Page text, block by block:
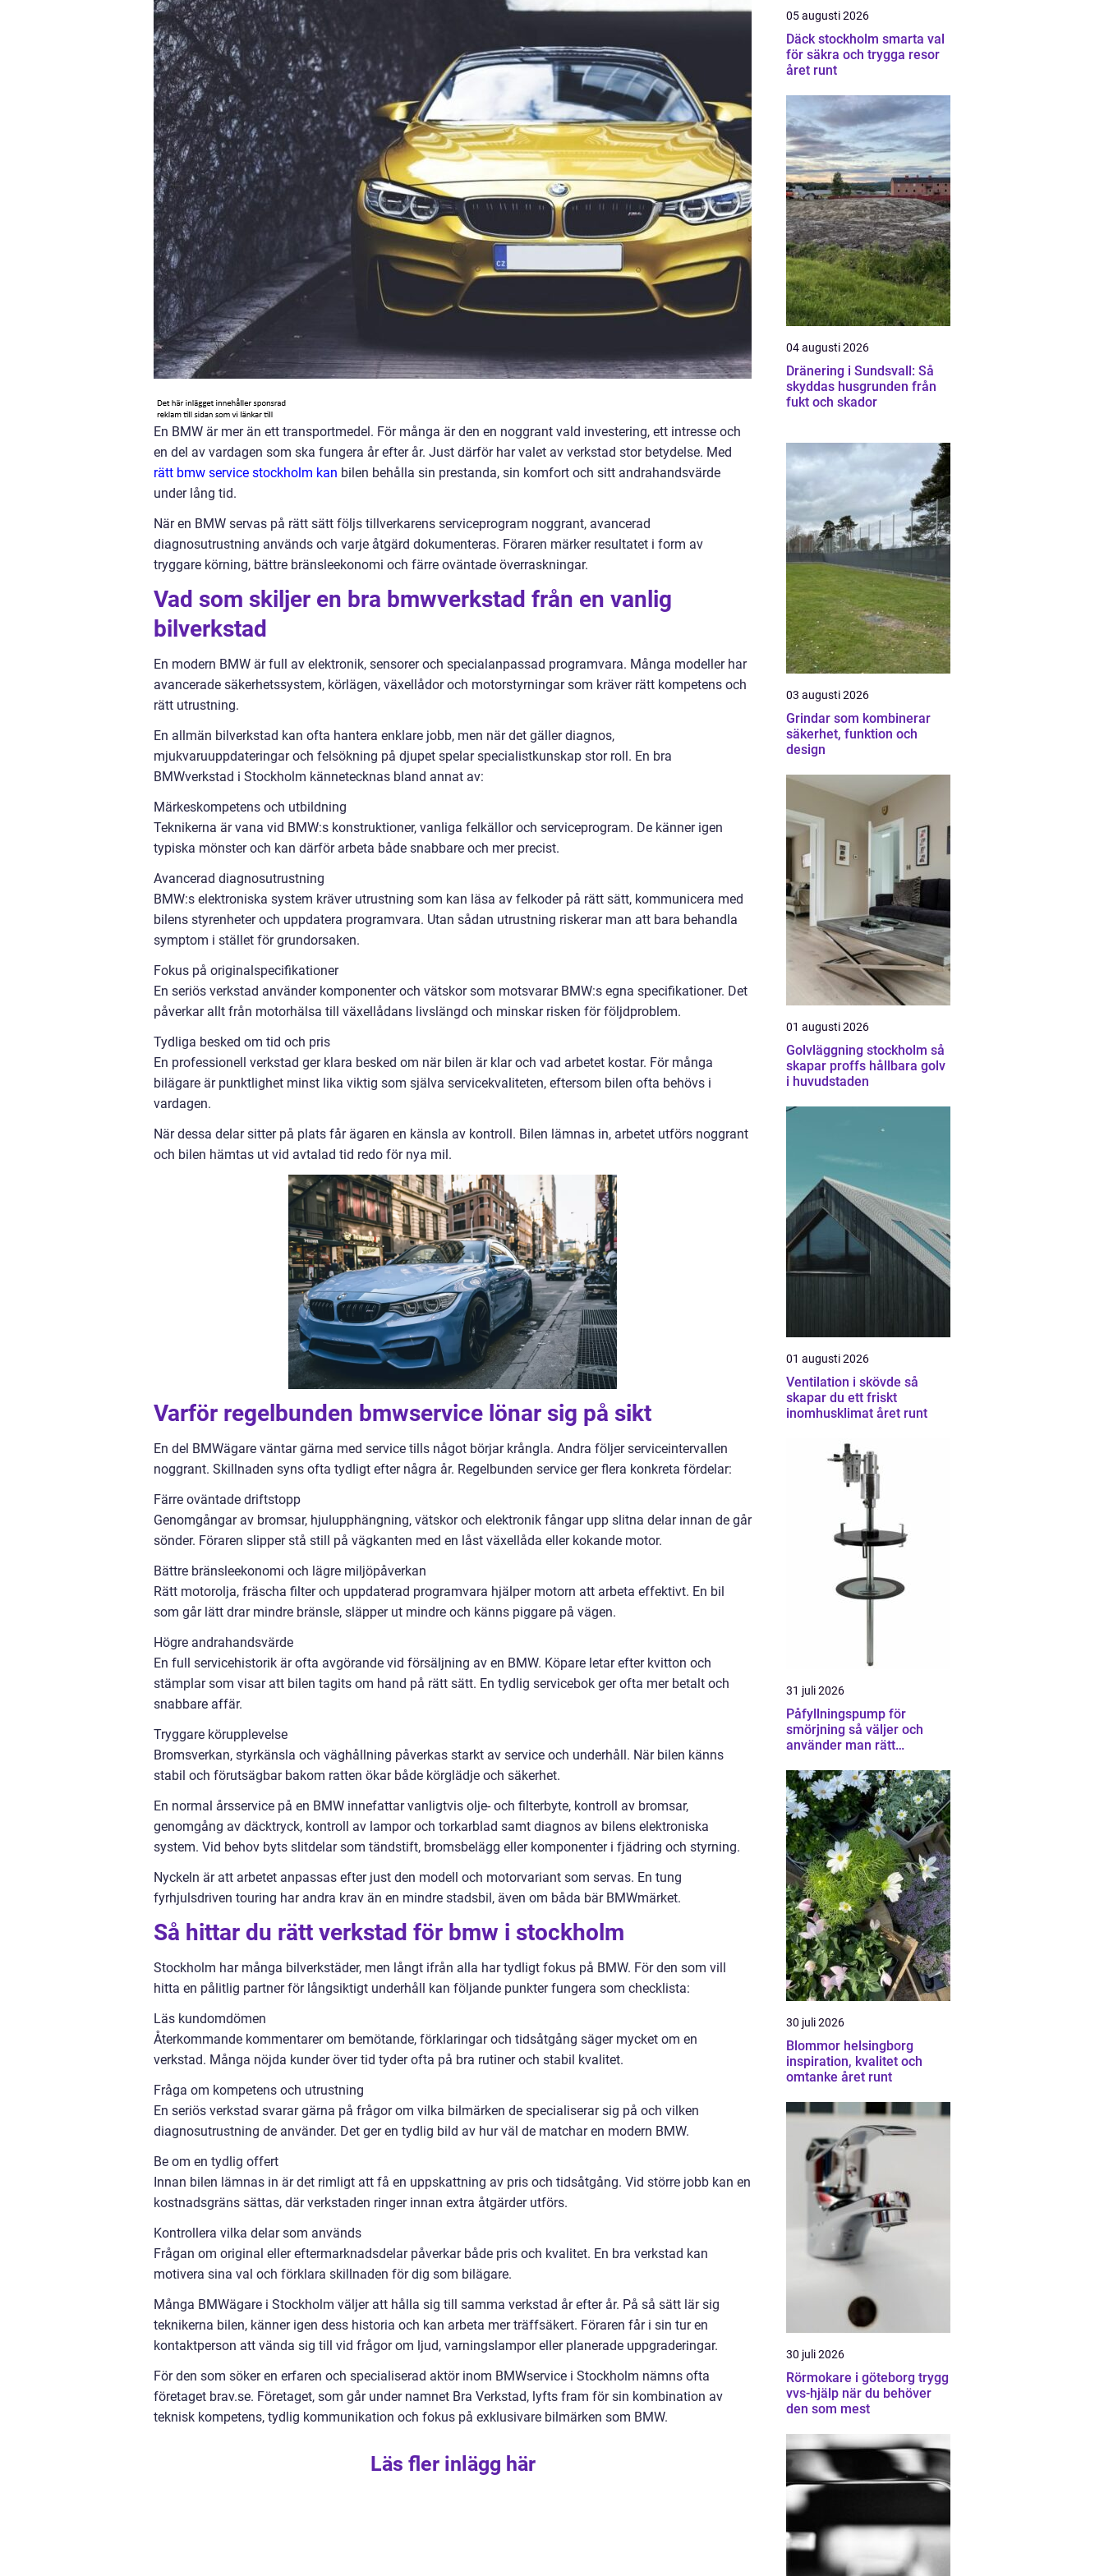
En BMW är mer än ett transportmedel. För många är den en noggrant vald investering, ett intresse och
en del av vardagen som ska fungera år efter år. Just därför har valet av verkstad stor betydelse. Med
rätt bmw service stockholm kan bilen behålla sin prestanda, sin komfort och sitt andrahandsvärde
under lång tid.
När en BMW servas på rätt sätt följs tillverkarens serviceprogram noggrant, avancerad
diagnosutrustning används och varje åtgärd dokumenteras. Föraren märker resultatet i form av
tryggare körning, bättre bränsleekonomi och färre oväntade överraskningar.
Vad som skiljer en bra bmwverkstad från en vanlig
bilverkstad
En modern BMW är full av elektronik, sensorer och specialanpassad programvara. Många modeller har
avancerade säkerhetssystem, körlägen, växellådor och motorstyrningar som kräver rätt kompetens och
rätt utrustning.
En allmän bilverkstad kan ofta hantera enklare jobb, men när det gäller diagnos,
mjukvaruuppdateringar och felsökning på djupet spelar specialistkunskap stor roll. En bra
BMWverkstad i Stockholm kännetecknas bland annat av:
Märkeskompetens och utbildning
Teknikerna är vana vid BMW:s konstruktioner, vanliga felkällor och serviceprogram. De känner igen
typiska mönster och kan därför arbeta både snabbare och mer precist.
Avancerad diagnosutrustning
BMW:s elektroniska system kräver utrustning som kan läsa av felkoder på rätt sätt, kommunicera med
bilens styrenheter och uppdatera programvara. Utan sådan utrustning riskerar man att bara behandla
symptom i stället för grundorsaken.
Fokus på originalspecifikationer
En seriös verkstad använder komponenter och vätskor som motsvarar BMW:s egna specifikationer. Det
påverkar allt från motorhälsa till växellådans livslängd och minskar risken för följdproblem.
Tydliga besked om tid och pris
En professionell verkstad ger klara besked om när bilen är klar och vad arbetet kostar. För många
bilägare är punktlighet minst lika viktig som själva servicekvaliteten, eftersom bilen ofta behövs i
vardagen.
När dessa delar sitter på plats får ägaren en känsla av kontroll. Bilen lämnas in, arbetet utförs noggrant
och bilen hämtas ut vid avtalad tid redo för nya mil.
Varför regelbunden bmwservice lönar sig på sikt
En del BMWägare väntar gärna med service tills något börjar krångla. Andra följer serviceintervallen
noggrant. Skillnaden syns ofta tydligt efter några år. Regelbunden service ger flera konkreta fördelar:
Färre oväntade driftstopp
Genomgångar av bromsar, hjulupphängning, vätskor och elektronik fångar upp slitna delar innan de går
sönder. Föraren slipper stå still på vägkanten med en låst växellåda eller kokande motor.
Bättre bränsleekonomi och lägre miljöpåverkan
Rätt motorolja, fräscha filter och uppdaterad programvara hjälper motorn att arbeta effektivt. En bil
som går lätt drar mindre bränsle, släpper ut mindre och känns piggare på vägen.
Högre andrahandsvärde
En full servicehistorik är ofta avgörande vid försäljning av en BMW. Köpare letar efter kvitton och
stämplar som visar att bilen tagits om hand på rätt sätt. En tydlig servicebok ger ofta mer betalt och
snabbare affär.
Tryggare körupplevelse
Bromsverkan, styrkänsla och väghållning påverkas starkt av service och underhåll. När bilen känns
stabil och förutsägbar bakom ratten ökar både körglädje och säkerhet.
En normal årsservice på en BMW innefattar vanligtvis olje- och filterbyte, kontroll av bromsar,
genomgång av däcktryck, kontroll av lampor och torkarblad samt diagnos av bilens elektroniska
system. Vid behov byts slitdelar som tändstift, bromsbelägg eller komponenter i fjädring och styrning.
Nyckeln är att arbetet anpassas efter just den modell och motorvariant som servas. En tung
fyrhjulsdriven touring har andra krav än en mindre stadsbil, även om båda bär BMWmärket.
Så hittar du rätt verkstad för bmw i stockholm
Stockholm har många bilverkstäder, men långt ifrån alla har tydligt fokus på BMW. För den som vill
hitta en pålitlig partner för långsiktigt underhåll kan följande punkter fungera som checklista:
Läs kundomdömen
Återkommande kommentarer om bemötande, förklaringar och tidsåtgång säger mycket om en
verkstad. Många nöjda kunder över tid tyder ofta på bra rutiner och stabil kvalitet.
Fråga om kompetens och utrustning
En seriös verkstad svarar gärna på frågor om vilka bilmärken de specialiserar sig på och vilken
diagnosutrustning de använder. Det ger en tydlig bild av hur väl de matchar en modern BMW.
Be om en tydlig offert
Innan bilen lämnas in är det rimligt att få en uppskattning av pris och tidsåtgång. Vid större jobb kan en
kostnadsgräns sättas, där verkstaden ringer innan extra åtgärder utförs.
Kontrollera vilka delar som används
Frågan om original eller eftermarknadsdelar påverkar både pris och kvalitet. En bra verkstad kan
motivera sina val och förklara skillnaden för dig som bilägare.
Många BMWägare i Stockholm väljer att hålla sig till samma verkstad år efter år. På så sätt lär sig
teknikerna bilen, känner igen dess historia och kan arbeta mer träffsäkert. Föraren får i sin tur en
kontaktperson att vända sig till vid frågor om ljud, varningslampor eller planerade uppgraderingar.
För den som söker en erfaren och specialiserad aktör inom BMWservice i Stockholm nämns ofta
företaget brav.se. Företaget, som går under namnet Bra Verkstad, lyfts fram för sin kombination av
teknisk kompetens, tydlig kommunikation och fokus på exklusivare bilmärken som BMW.
Läs fler inlägg här
05 augusti 2026
Däck stockholm smarta val
för säkra och trygga resor
året runt
04 augusti 2026
Dränering i Sundsvall: Så
skyddas husgrunden från
fukt och skador
03 augusti 2026
Grindar som kombinerar
säkerhet, funktion och
design
01 augusti 2026
Golvläggning stockholm så
skapar proffs hållbara golv
i huvudstaden
01 augusti 2026
Ventilation i skövde så
skapar du ett friskt
inomhusklimat året runt
31 juli 2026
Påfyllningspump för
smörjning så väljer och
använder man rätt
30 juli 2026
Blommor helsingborg
inspiration, kvalitet och
omtanke året runt
30 juli 2026
Rörmokare i göteborg trygg
vvs-hjälp när du behöver
den som mest